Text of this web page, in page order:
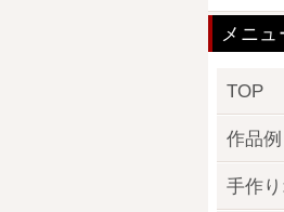
メニュ
TOP
作品例
手作